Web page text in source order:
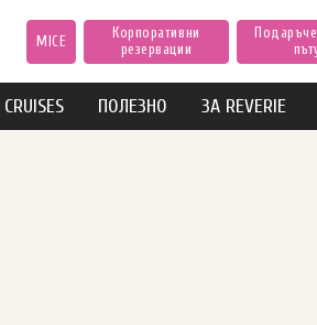
MICE
Корпоративни
резервации
CRUISES ПОЛЕЗНО ЗА REVERIE